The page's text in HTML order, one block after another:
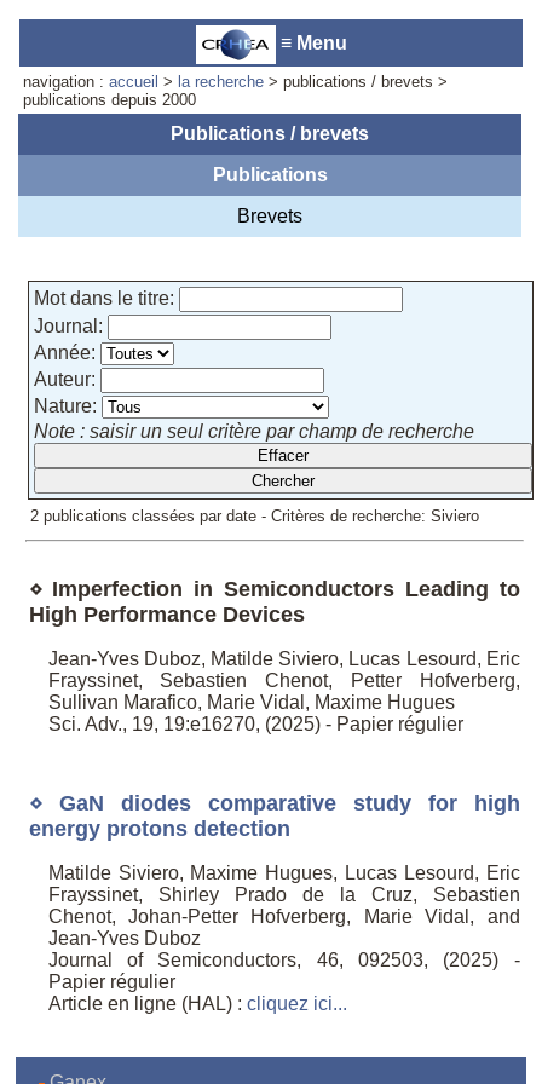
≡ Menu
navigation :accueil > la recherche > publications / brevets >
publications depuis 2000
Publications / brevets
Publications
Brevets
Mot dans le titre:
Journal:
Année:
Auteur:
Nature:
Note : saisir un seul critère par champ de recherche
2 publications classées par date - Critères de recherche: Siviero
⋄ Imperfection in Semiconductors Leading to
High Performance Devices
Jean-Yves Duboz, Matilde Siviero, Lucas Lesourd, Eric
Frayssinet, Sebastien Chenot, Petter Hofverberg,
Sullivan Marafico, Marie Vidal, Maxime Hugues
Sci. Adv., 19, 19:e16270, (2025) - Papier régulier
⋄ GaN diodes comparative study for high
energy protons detection
Matilde Siviero, Maxime Hugues, Lucas Lesourd, Eric
Frayssinet, Shirley Prado de la Cruz, Sebastien
Chenot, Johan-Petter Hofverberg, Marie Vidal, and
Jean-Yves Duboz
Journal of Semiconductors, 46, 092503, (2025) -
Papier régulier
Article en ligne (HAL) : cliquez ici...
Accueil du laboratoire :
Marie Cornuet
Téléphone: +33 4 93 95 42 00